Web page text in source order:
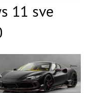
11 sve